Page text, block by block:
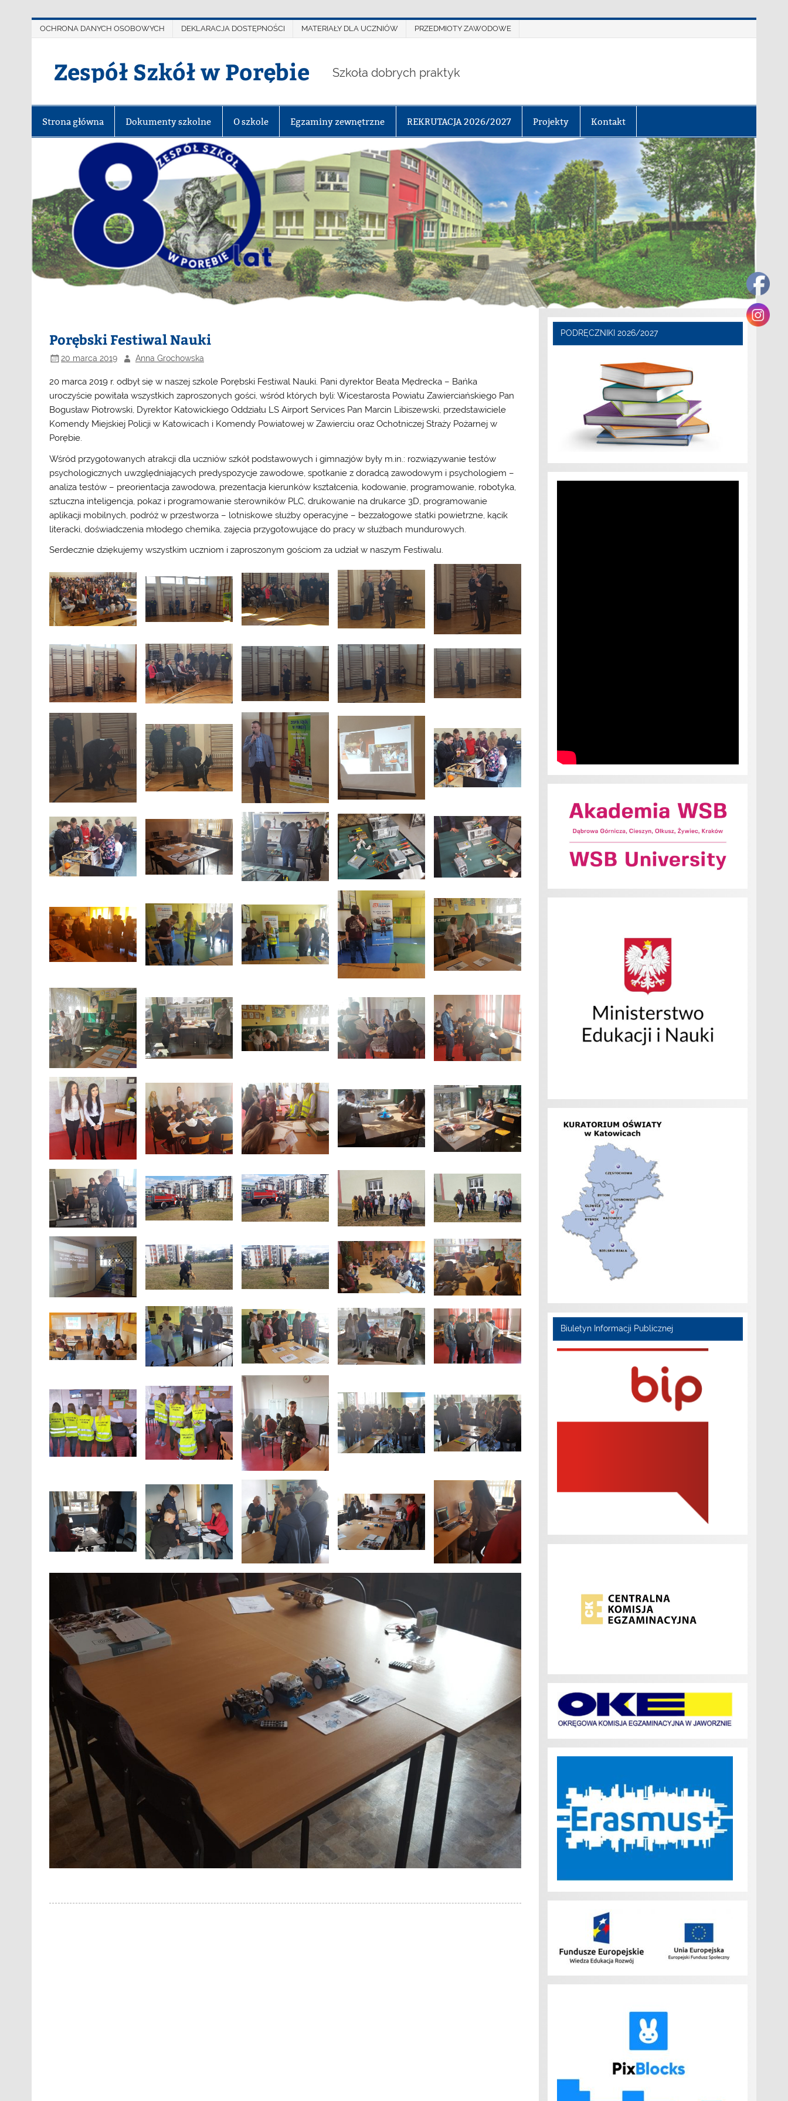
OCHRONA DANYCH OSOBOWYCH DEKLARACJA DOSTĘPNOŚCI MATERIAŁY DLA UCZNIÓW PRZEDMIOTY ZAWODOWE
Zespół Szkół w Porębie Szkoła dobrych praktyk
Strona główna Dokumenty szkolne O szkole Egzaminy zewnętrzne REKRUTACJA 2026/2027 Projekty Kontakt
Porębski Festiwal Nauki
20 marca 2019 Anna Grochowska
20 marca 2019 r. odbył się w naszej szkole Porębski Festiwal Nauki. Pani dyrektor Beata Mędrecka – Bańka
uroczyście powitała wszystkich zaproszonych gości, wśród których byli: Wicestarosta Powiatu Zawierciańskiego Pan
Bogusław Piotrowski, Dyrektor Katowickiego Oddziału LS Airport Services Pan Marcin Libiszewski, przedstawiciele
Komendy Miejskiej Policji w Katowicach i Komendy Powiatowej w Zawierciu oraz Ochotniczej Straży Pożarnej w
Porębie.
Wśród przygotowanych atrakcji dla uczniów szkół podstawowych i gimnazjów były m.in.: rozwiązywanie testów
psychologicznych uwzględniających predyspozycje zawodowe, spotkanie z doradcą zawodowym i psychologiem –
analiza testów – preorientacja zawodowa, prezentacja kierunków kształcenia, kodowanie, programowanie, robotyka,
sztuczna inteligencja, pokaz i programowanie sterowników PLC, drukowanie na drukarce 3D, programowanie
aplikacji mobilnych, podróż w przestworza – lotniskowe służby operacyjne – bezzałogowe statki powietrzne, kącik
literacki, doświadczenia młodego chemika, zajęcia przygotowujące do pracy w służbach mundurowych.
Serdecznie dziękujemy wszystkim uczniom i zaproszonym gościom za udział w naszym Festiwalu.
PODRĘCZNIKI 2026/2027
Biuletyn Informacji Publicznej